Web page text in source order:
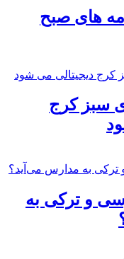
های صبح
سبز کرج
و ترکی به